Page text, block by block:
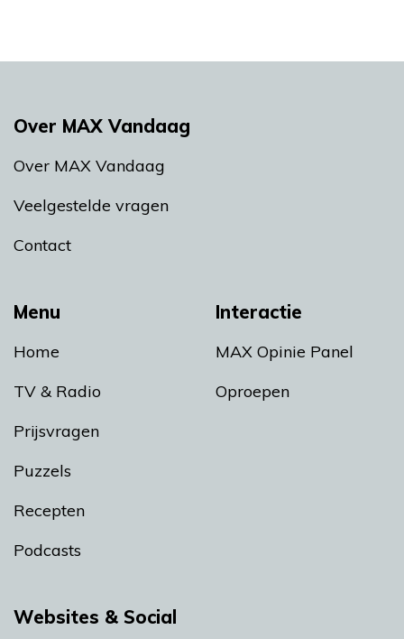
Menu
Home
TV & Radio
Prijsvragen
Puzzels
Recepten
Podcasts
Interactie
MAX Opinie Panel
Oproepen
Over MAX Vandaag
Over MAX Vandaag
Veelgestelde vragen
Contact
Websites & Social